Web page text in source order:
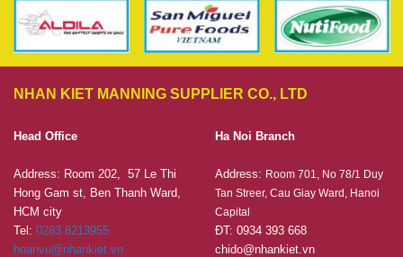
NHAN KIET MANNING SUPPLIER CO., LTD
Head Office
Address: Room 202, 57 Le Thi
Hong Gam st, Ben Thanh Ward,
HCM city
Tel: 0283 8213955
hoanvu@nhankiet.vn
Ha Noi Branch
Address: Room 701, No 78/1 Duy
Tan Streer, Cau Giay Ward, Hanoi
Capital
ĐT: 0934 393 668
chido@nhankiet.vn